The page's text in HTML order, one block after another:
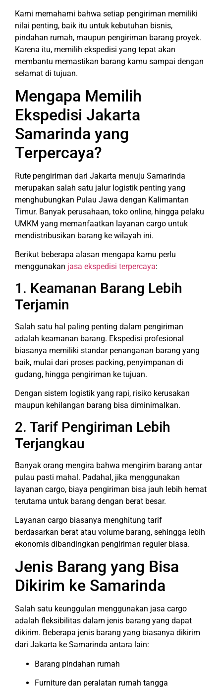
Kami memahami bahwa setiap pengiriman memiliki
nilai penting, baik itu untuk kebutuhan bisnis,
pindahan rumah, maupun pengiriman barang proyek.
Karena itu, memilih ekspedisi yang tepat akan
membantu memastikan barang kamu sampai dengan
selamat di tujuan.
Mengapa Memilih
Ekspedisi Jakarta
Samarinda yang
Terpercaya?
Rute pengiriman dari Jakarta menuju Samarinda
merupakan salah satu jalur logistik penting yang
menghubungkan Pulau Jawa dengan Kalimantan
Timur. Banyak perusahaan, toko online, hingga pelaku
UMKM yang memanfaatkan layanan cargo untuk
mendistribusikan barang ke wilayah ini.
Berikut beberapa alasan mengapa kamu perlu
menggunakan jasa ekspedisi terpercaya:
1. Keamanan Barang Lebih
Terjamin
Salah satu hal paling penting dalam pengiriman
adalah keamanan barang. Ekspedisi profesional
biasanya memiliki standar penanganan barang yang
baik, mulai dari proses packing, penyimpanan di
gudang, hingga pengiriman ke tujuan.
Dengan sistem logistik yang rapi, risiko kerusakan
maupun kehilangan barang bisa diminimalkan.
2. Tarif Pengiriman Lebih
Terjangkau
Banyak orang mengira bahwa mengirim barang antar
pulau pasti mahal. Padahal, jika menggunakan
layanan cargo, biaya pengiriman bisa jauh lebih hemat
terutama untuk barang dengan berat besar.
Layanan cargo biasanya menghitung tarif
berdasarkan berat atau volume barang, sehingga lebih
ekonomis dibandingkan pengiriman reguler biasa.
Jenis Barang yang Bisa
Dikirim ke Samarinda
Salah satu keunggulan menggunakan jasa cargo
adalah fleksibilitas dalam jenis barang yang dapat
dikirim. Beberapa jenis barang yang biasanya dikirim
dari Jakarta ke Samarinda antara lain:
Barang pindahan rumah
Furniture dan peralatan rumah tangga